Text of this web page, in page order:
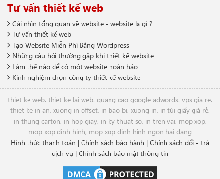
Tư vấn thiết kế web
Cái nhìn tổng quan về website - website là gì ?
Tư vấn thiết kế web
Tạo Website Miễn Phí Bằng Wordpress
Những câu hỏi thường gặp khi thiết kế website
Làm thế nào để có một website hoàn hảo
Kinh nghiệm chọn công ty thiết kế website
thiet ke web, thiet ke lai web, quang cao google adwords, vps gia re,
thiet ke in an, xuong in offset, in bao bi, xuong in, in túi giấy giá rẻ,
in thung carton, in hop giay, in ky thuat so, in tren vai, mop xop,
mop xop dinh hinh, mop xop dinh hinh ngon hai dang
Hình thức thanh toán | Chính sách bảo hành | Chính sách đổi - trả
dịch vụ | Chính sách bảo mật thông tin